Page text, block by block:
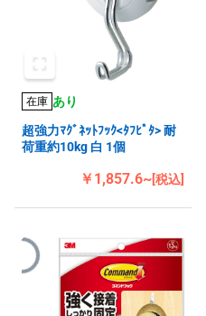
在庫 あり
超強力ﾏｸﾞﾈｯﾄﾌｯｸ<ﾀﾌﾋﾟﾀ> 耐
荷重約10kg 白 1個
￥1,857.6~[税込]